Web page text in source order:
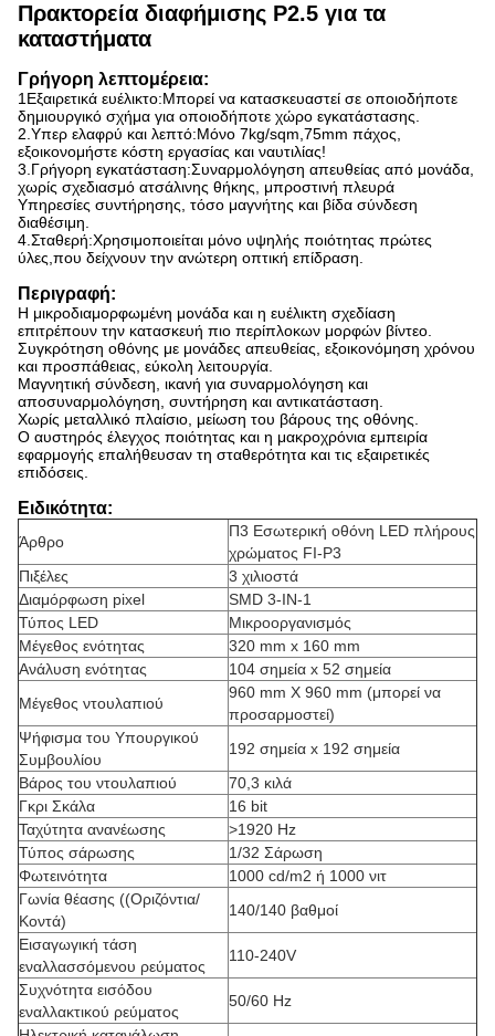
Πρακτορεία διαφήμισης P2.5 για τα
καταστήματα
Γρήγορη λεπτομέρεια:
1Εξαιρετικά ευέλικτο:Μπορεί να κατασκευαστεί σε οποιοδήποτε
δημιουργικό σχήμα για οποιοδήποτε χώρο εγκατάστασης.
2.Υπερ ελαφρύ και λεπτό:Μόνο 7kg/sqm,75mm πάχος,
εξοικονομήστε κόστη εργασίας και ναυτιλίας!
3.Γρήγορη εγκατάσταση:Συναρμολόγηση απευθείας από μονάδα,
χωρίς σχεδιασμό ατσάλινης θήκης, μπροστινή πλευρά
Υπηρεσίες συντήρησης, τόσο μαγνήτης και βίδα σύνδεση
διαθέσιμη.
4.Σταθερή:Χρησιμοποιείται μόνο υψηλής ποιότητας πρώτες
ύλες,που δείχνουν την ανώτερη οπτική επίδραση.
Περιγραφή:
Η μικροδιαμορφωμένη μονάδα και η ευέλικτη σχεδίαση
επιτρέπουν την κατασκευή πιο περίπλοκων μορφών βίντεο.
Συγκρότηση οθόνης με μονάδες απευθείας, εξοικονόμηση χρόνου
και προσπάθειας, εύκολη λειτουργία.
Μαγνητική σύνδεση, ικανή για συναρμολόγηση και
αποσυναρμολόγηση, συντήρηση και αντικατάσταση.
Χωρίς μεταλλικό πλαίσιο, μείωση του βάρους της οθόνης.
Ο αυστηρός έλεγχος ποιότητας και η μακροχρόνια εμπειρία
εφαρμογής επαλήθευσαν τη σταθερότητα και τις εξαιρετικές
επιδόσεις.
Ειδικότητα:
Άρθρο
Π3 Εσωτερική οθόνη LED πλήρους
χρώματος FI-P3
Πιξέλες
3 χιλιοστά
Διαμόρφωση pixel
SMD 3-IN-1
Τύπος LED
Μικροοργανισμός
Μέγεθος ενότητας
320 mm x 160 mm
Ανάλυση ενότητας
104 σημεία x 52 σημεία
Μέγεθος ντουλαπιού
960 mm X 960 mm (μπορεί να
προσαρμοστεί)
Ψήφισμα του Υπουργικού
Συμβουλίου
192 σημεία x 192 σημεία
Βάρος του ντουλαπιού
70,3 κιλά
Γκρι Σκάλα
16 bit
Ταχύτητα ανανέωσης
>1920 Hz
Τύπος σάρωσης
1/32 Σάρωση
Φωτεινότητα
1000 cd/m2 ή 1000 νιτ
Γωνία θέασης ((Οριζόντια/
Κοντά)
140/140 βαθμοί
Εισαγωγική τάση
εναλλασσόμενου ρεύματος
110-240V
Συχνότητα εισόδου
εναλλακτικού ρεύματος
50/60 Hz